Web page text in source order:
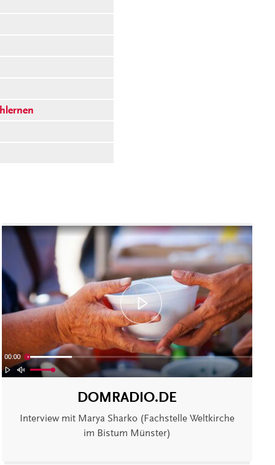
DOMRADIO.DE
Interview mit Marya Sharko (Fachstelle Weltkirche
im Bistum Münster)